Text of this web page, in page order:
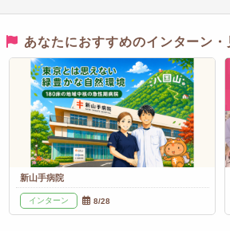
あなたにおすすめのインターン・
新山手病院
インターン 8/28